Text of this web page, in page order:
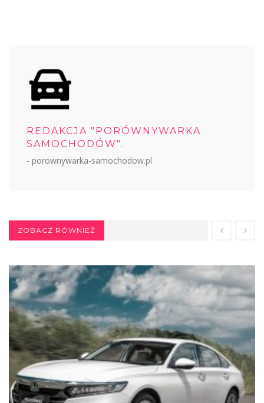
REDAKCJA "PORÓWNYWARKA
SAMOCHODÓW".
- porownywarka-samochodow.pl
ZOBACZ RÓWNIEŻ